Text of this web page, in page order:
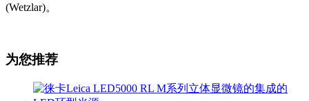
(Wetzlar)。
为您推荐